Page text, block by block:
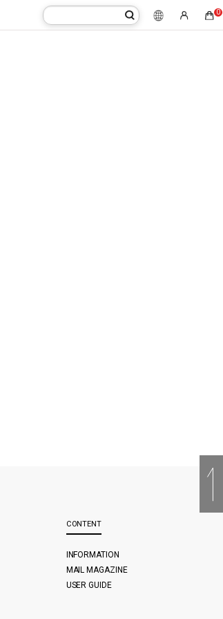
0
CONTENT
INFORMATION
MAIL MAGAZINE
USER GUIDE